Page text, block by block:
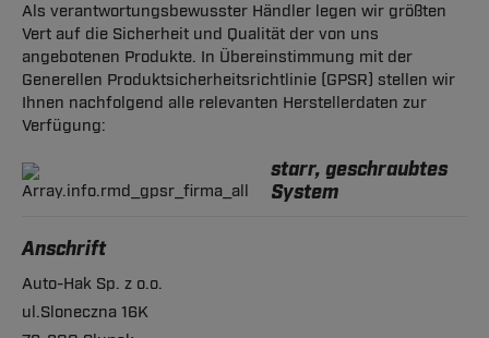
Als verantwortungsbewusster Händler legen wir größten
Vert auf die Sicherheit und Qualität der von uns
angebotenen Produkte. In Übereinstimmung mit der
Generellen Produktsicherheitsrichtlinie (GPSR) stellen wir
Ihnen nachfolgend alle relevanten Herstellerdaten zur
Verfügung:
starr, geschraubtes
System
Anschrift
Auto-Hak Sp. z o.o.
ul.Sloneczna 16K